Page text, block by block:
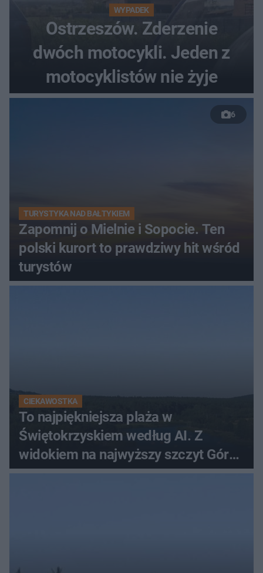
WYPADEK
Ostrzeszów. Zderzenie
dwóch motocykli. Jeden z
motocyklistów nie żyje
6
TURYSTYKA NAD BAŁTYKIEM
Zapomnij o Mielnie i Sopocie. Ten
polski kurort to prawdziwy hit wśród
turystów
CIEKAWOSTKA
To najpiękniejsza plaża w
Świętokrzyskiem według AI. Z
widokiem na najwyższy szczyt Gór
Świętokrzyskich